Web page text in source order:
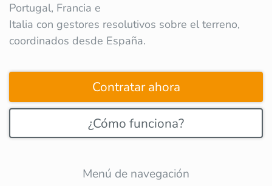
Portugal, Francia e
Italia con gestores resolutivos sobre el terreno,
coordinados desde España.
Contratar ahora
¿Cómo funciona?
Menú de navegación